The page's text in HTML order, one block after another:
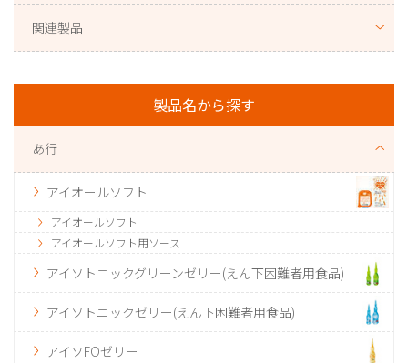
関連製品
製品名から探す
あ行
アイオールソフト
アイオールソフト
アイオールソフト用ソース
アイソトニックグリーンゼリー(えん下困難者用食品)
アイソトニックゼリー(えん下困難者用食品)
アイソFOゼリー